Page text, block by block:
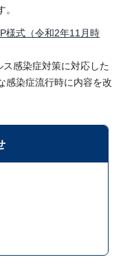
様式（令和2年11月時
感染症対策に対応した
感染症流行時に内容を改